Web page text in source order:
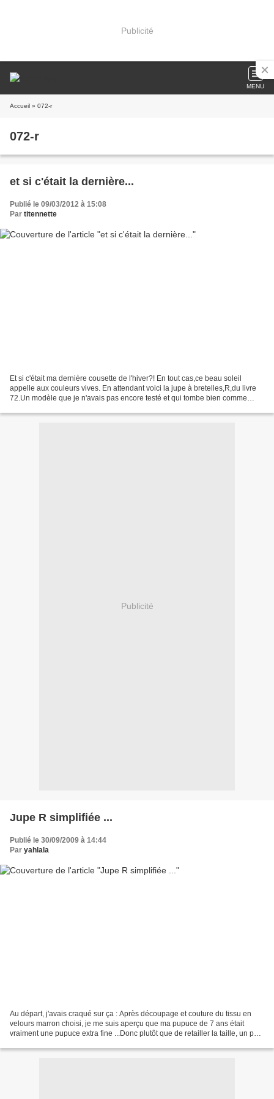
Publicité
MENU
Accueil » 072-r
072-r
et si c'était la dernière...
Publié le 09/03/2012 à 15:08
Par titennette
Et si c'était ma dernière cousette de l'hiver?! En tout cas,ce beau soleil
appelle aux couleurs vives. En attendant voici la jupe à bretelles,R,du livre
72.Un modèle que je n'avais pas encore testé et qui tombe bien comme
Publicité
Jupe R simplifiée ...
Publié le 30/09/2009 à 14:44
Par yahlala
Au départ, j'avais craqué sur ça : Après découpage et couture du tissu en
velours marron choisi, je me suis aperçu que ma pupuce de 7 ans était
vraiment une pupuce extra fine ...Donc plutôt que de retailler la taille, un peu